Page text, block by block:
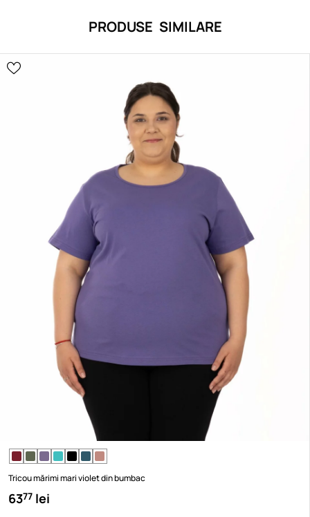
PRODUSE SIMILARE
Tricou mărimi mari violet din bumbac
6377 lei